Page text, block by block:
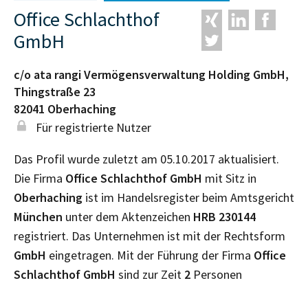
Office Schlachthof
GmbH
c/o ata rangi Vermögensverwaltung Holding GmbH,
Thingstraße 23
82041 Oberhaching
Für registrierte Nutzer
Das Profil wurde zuletzt am 05.10.2017 aktualisiert.
Die Firma Office Schlachthof GmbH mit Sitz in
Oberhaching ist im Handelsregister beim Amtsgericht
München unter dem Aktenzeichen HRB 230144
registriert. Das Unternehmen ist mit der Rechtsform
GmbH eingetragen. Mit der Führung der Firma Office
Schlachthof GmbH sind zur Zeit 2 Personen